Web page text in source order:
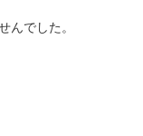
んでした。
TUR